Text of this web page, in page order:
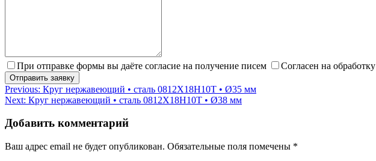
При отправке формы вы даёте согласие на получение писем Согласен на обработку
Навигация
по
записям
Previous: Круг нержавеющий • сталь 0812Х18Н10Т • Ø35 мм
Next: Круг нержавеющий • сталь 0812Х18Н10Т • Ø38 мм
Добавить комментарий
Ваш адрес email не будет опубликован. Обязательные поля помечены *